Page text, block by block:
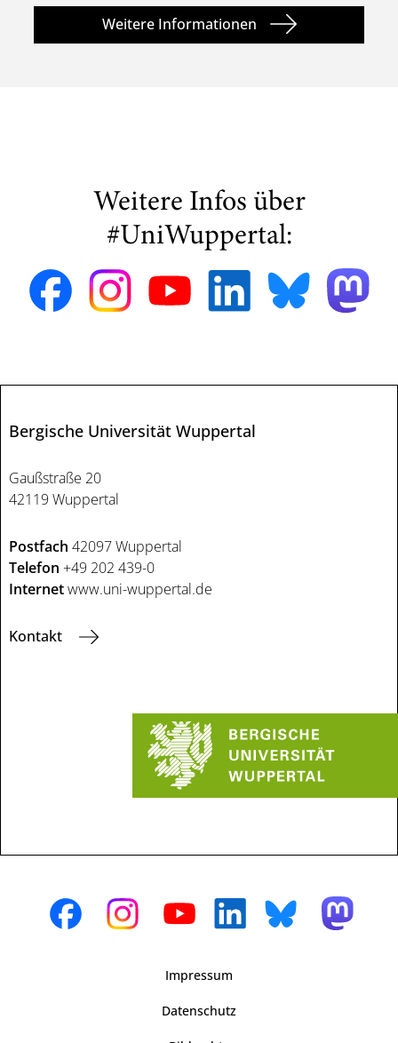
Weitere Informationen
Weitere Infos über
#UniWuppertal:
Bergische Universität Wuppertal
Gaußstraße 20
42119 Wuppertal
Postfach 42097 Wuppertal
Telefon +49 202 439-0
Internetwww.uni-wuppertal.de
Kontakt
Impressum
Datenschutz